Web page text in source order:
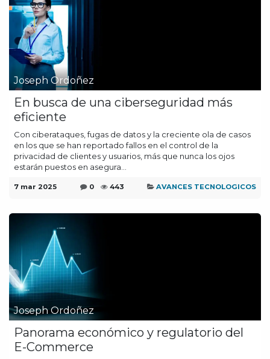
Joseph Ordoñez
En busca de una ciberseguridad más
eficiente
Con ciberataques, fugas de datos y la creciente ola de casos
en los que se han reportado fallos en el control de la
privacidad de clientes y usuarios, más que nunca los ojos
estarán puestos en asegura...
7 mar 2025 0 443 AVANCES TECNOLOGICOS
Joseph Ordoñez
Panorama económico y regulatorio del
E-Commerce